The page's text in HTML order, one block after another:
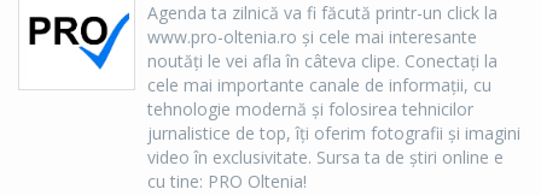
Agenda ta zilnică va fi făcută printr-un click la
www.pro-oltenia.ro şi cele mai interesante
noutăţi le vei afla în câteva clipe. Conectaţi la
cele mai importante canale de informaţii, cu
tehnologie modernă şi folosirea tehnicilor
jurnalistice de top, îţi oferim fotografii şi imagini
video în exclusivitate. Sursa ta de ştiri online e
cu tine: PRO Oltenia!